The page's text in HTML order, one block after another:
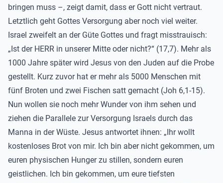
bringen muss –, zeigt damit, dass er Gott nicht vertraut.
Letztlich geht Gottes Versorgung aber noch viel weiter.
Israel zweifelt an der Güte Gottes und fragt misstrauisch:
„Ist der HERR in unserer Mitte oder nicht?“ (17,7). Mehr als
1000 Jahre später wird Jesus von den Juden auf die Probe
gestellt. Kurz zuvor hat er mehr als 5000 Menschen mit
fünf Broten und zwei Fischen satt gemacht (Joh 6,1-15).
Nun wollen sie noch mehr Wunder von ihm sehen und
ziehen die Parallele zur Versorgung Israels durch das
Manna in der Wüste. Jesus antwortet ihnen: „Ihr wollt
kostenloses Brot von mir. Ich bin aber nicht gekommen, um
euren physischen Hunger zu stillen, sondern euren
geistlichen. Ich bin gekommen, um eure tiefsten